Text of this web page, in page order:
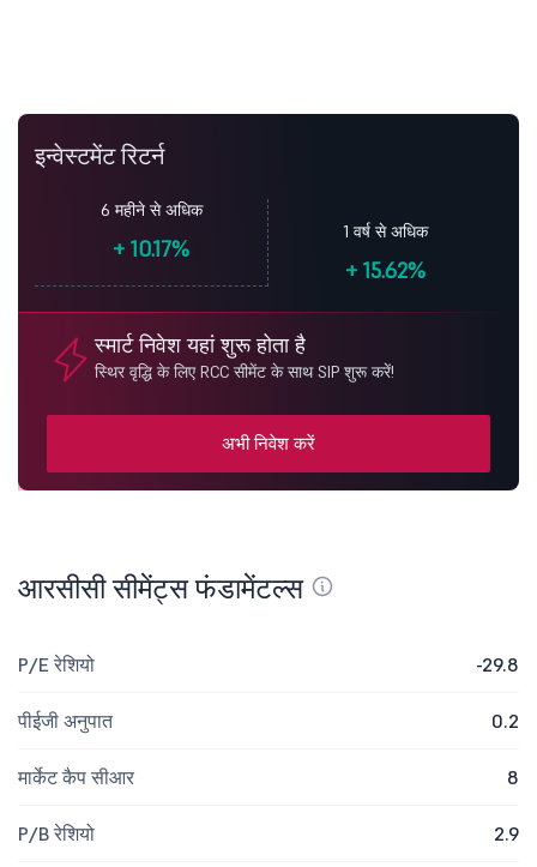
इन्वेस्टमेंट रिटर्न
6 महीने से अधिक
+ 10.17%
1 वर्ष से अधिक
+ 15.62%
स्मार्ट निवेश यहां शुरू होता है
स्थिर वृद्धि के लिए RCC सीमेंट के साथ SIP शुरू करें!
अभी निवेश करें
आरसीसी सीमेंट्स फंडामेंटल्स
P/E रेशियो -29.8
पीईजी अनुपात 0.2
मार्केट कैप सीआर 8
P/B रेशियो 2.9